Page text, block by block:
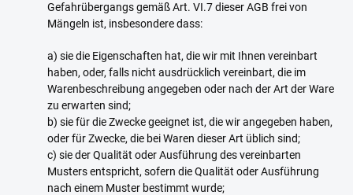
Gefahrübergangs gemäß Art. VI.7 dieser AGB frei von
Mängeln ist, insbesondere dass:
a) sie die Eigenschaften hat, die wir mit Ihnen vereinbart
haben, oder, falls nicht ausdrücklich vereinbart, die im
Warenbeschreibung angegeben oder nach der Art der Ware
zu erwarten sind;
b) sie für die Zwecke geeignet ist, die wir angegeben haben,
oder für Zwecke, die bei Waren dieser Art üblich sind;
c) sie der Qualität oder Ausführung des vereinbarten
Musters entspricht, sofern die Qualität oder Ausführung
nach einem Muster bestimmt wurde;